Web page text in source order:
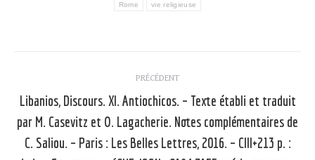
Rome vie religieuse
article
PRÉCÉDENT
Article
Libanios, Discours. XI. Antiochicos. – Texte établi et traduit
par M. Casevitz et O. Lagacherie. Notes complémentaires de
C. Saliou. – Paris : Les Belles Lettres, 2016. – CIII+213 p. :